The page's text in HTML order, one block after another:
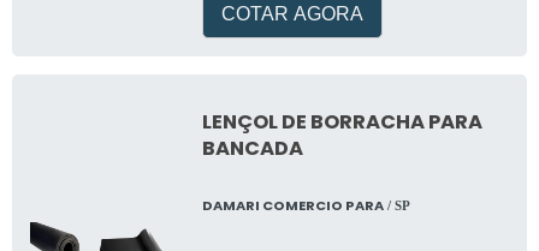
COTAR AGORA
LENÇOL DE BORRACHA PARA
BANCADA
DAMARI COMERCIO PARA/ SP